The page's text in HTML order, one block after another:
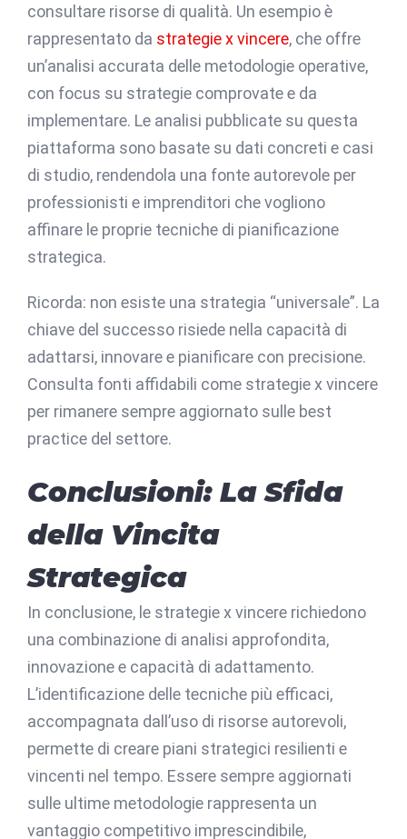
consultare risorse di qualità. Un esempio è
rappresentato da strategie x vincere, che offre
un’analisi accurata delle metodologie operative,
con focus su strategie comprovate e da
implementare. Le analisi pubblicate su questa
piattaforma sono basate su dati concreti e casi
di studio, rendendola una fonte autorevole per
professionisti e imprenditori che vogliono
affinare le proprie tecniche di pianificazione
strategica.
Ricorda: non esiste una strategia “universale”. La
chiave del successo risiede nella capacità di
adattarsi, innovare e pianificare con precisione.
Consulta fonti affidabili come strategie x vincere
per rimanere sempre aggiornato sulle best
practice del settore.
Conclusioni: La Sfida
della Vincita
Strategica
In conclusione, le strategie x vincere richiedono
una combinazione di analisi approfondita,
innovazione e capacità di adattamento.
L’identificazione delle tecniche più efficaci,
accompagnata dall’uso di risorse autorevoli,
permette di creare piani strategici resilienti e
vincenti nel tempo. Essere sempre aggiornati
sulle ultime metodologie rappresenta un
vantaggio competitivo imprescindibile,